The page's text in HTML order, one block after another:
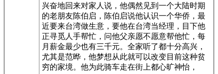
兴奋地回来对家人说，他偶然见到一个大陆时期
的老朋友陈伯启，陈伯启说他认识一个华侨，最
近要来台湾做生意，要他在台湾当经理，目下他
正寻觅人手帮忙，问他父亲愿不愿意帮他忙，每
月薪金最少也有三千元。全家听了都十分高兴，
尤其是范晔，他梦想从此就可以改变目前这种贫
穷的家境。他为此骑车走在街上都心旷神怡，